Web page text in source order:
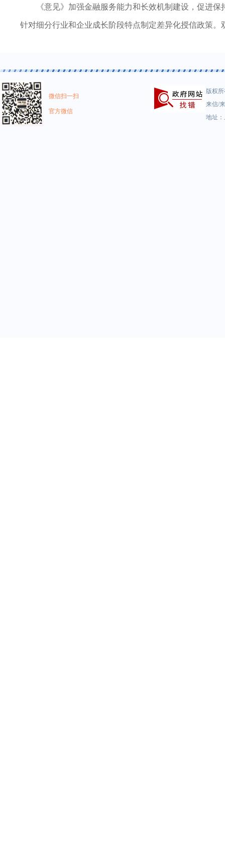
《意见》加强金融服务能力和长效机制建设，促进
针对细分行业和企业成长阶段特点制定差异化授信政策
微信扫一扫
官方微信
版权
来信/
地址